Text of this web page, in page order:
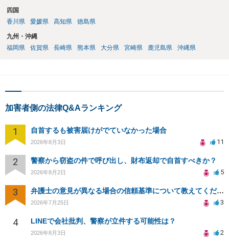
四国
香川県
愛媛県 高知県 徳島県
九州・沖縄
福岡県
佐賀県 長崎県 熊本県 大分県 宮崎県 鹿児島県 沖縄県
加害者側の法律Q&Aランキング
1 自首するも被害届けがでていなかった場合
2026年8月3日 11
2 警察から窃盗の件で呼び出し、財布返却で自首すべきか？
2026年8月2日 5
3 弁護士の意見が異なる場合の信頼基準について教えてください
2026年7月25日 3
4 LINEで会社批判、警察が立件する可能性は？
2026年8月3日 2